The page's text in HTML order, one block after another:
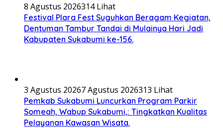
8 Agustus 2026314 Lihat
Festival Plara Fest Suguhkan Beragam Kegiatan,
Dentuman Tambur Tandai di Mulainya Hari Jadi
Kabupaten Sukabumi ke-156.
3 Agustus 20267 Agustus 2026313 Lihat
Pemkab Sukabumi Luncurkan Program Parkir
Someah, Wabup Sukabumi,: Tingkatkan Kualitas
Pelayanan Kawasan Wisata.